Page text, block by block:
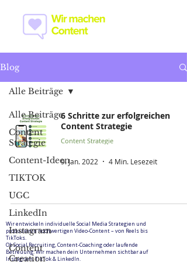
Blog
Alle Beiträge
Content
Strategie
Content-Ideen
TIKTOK
UGC
LinkedIn
Instagram
Content
Creation
Alle Beiträge
6 Schritte zur erfolgreichen
Content Strategie
Content Strategie
9. Jan. 2022 4 Min. Lesezeit
Wir entwickeln individuelle Social Media Strategien und
produzieren hochwertigen Video-Content – von Reels bis
TikToks.
Ob Social Recruiting, Content-Coaching oder laufende
Betreuung: Wir machen dein Unternehmen sichtbar auf
Instagram, TikTok & LinkedIn.